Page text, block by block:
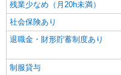
残業少なめ（月20h未満）
社会保険あり
退職金・財形貯蓄制度あり
制服貸与